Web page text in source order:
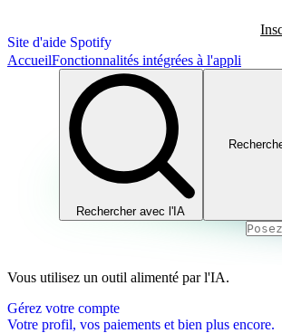
Site d'aide Spotify
AccueilFonctionnalités intégrées à l'appli
Rechercher avec l'IA
Vous utilisez un outil alimenté par l'IA.
Gérez votre compte
Votre profil, vos paiements et bien plus encore.